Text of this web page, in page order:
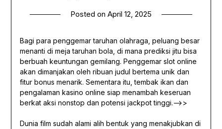
Posted on April 12, 2025
Bagi para penggemar taruhan olahraga, peluang besar
menanti di meja taruhan bola, di mana prediksi jitu bisa
berbuah keuntungan gemilang. Penggemar slot online
akan dimanjakan oleh ribuan judul bertema unik dan
fitur bonus menarik. Sementara itu, tembak ikan dan
pengalaman kasino online siap menambah keseruan
berkat aksi nonstop dan potensi jackpot tinggi.–>>
Dunia film sudah alami alih bentuk yang menakjubkan di